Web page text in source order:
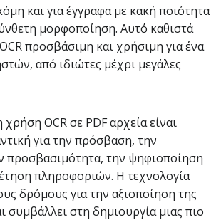
και για έγγραφα με κακή ποιότητα
μορφοποίηση. Αυτό καθιστά
προσβάσιμη και χρήσιμη για ένα
από ιδιώτες μέχρι μεγάλες
OCR σε PDF αρχεία είναι
για την πρόσβαση, την
προσβασιμότητα, την ψηφιοποίηση
πληροφοριών. Η τεχνολογία
δρόμους για την αξιοποίηση της
συμβάλλει στη δημιουργία μιας πιο